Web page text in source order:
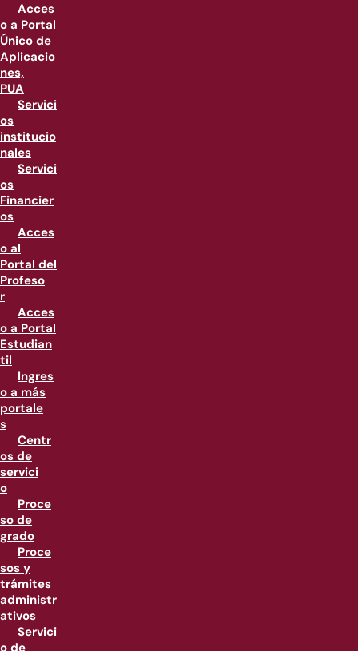
Acces
o a Portal
Único de
Aplicacio
nes,
PUA
Servici
os
institucio
nales
Servici
os
Financier
os
Acces
o al
Portal del
Profeso
r
Acces
o a Portal
Estudian
til
Ingres
o a más
portale
s
Centr
os de
servici
o
Proce
so de
grado
Proce
sos y
trámites
administr
ativos
Servici
o de